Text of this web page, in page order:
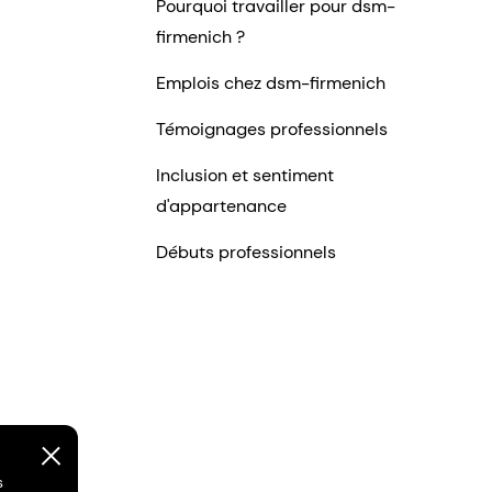
Pourquoi travailler pour dsm-
firmenich ?
Emplois chez dsm-firmenich
Témoignages professionnels
Inclusion et sentiment
d'appartenance
Débuts professionnels